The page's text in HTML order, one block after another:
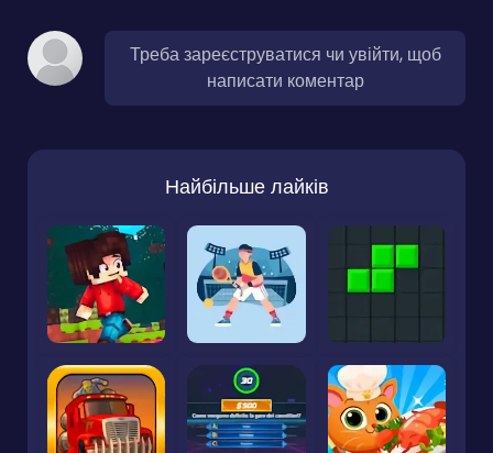
Треба зареєструватися чи увійти, щоб
написати коментар
Найбільше лайків